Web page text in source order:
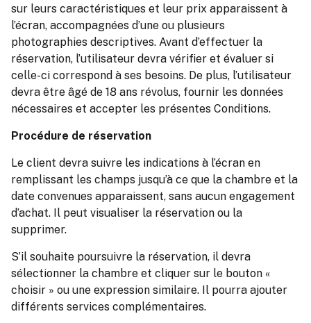
sur leurs caractéristiques et leur prix apparaissent à
l’écran, accompagnées d’une ou plusieurs
photographies descriptives. Avant d’effectuer la
réservation, l’utilisateur devra vérifier et évaluer si
celle-ci correspond à ses besoins. De plus, l’utilisateur
devra être âgé de 18 ans révolus, fournir les données
nécessaires et accepter les présentes Conditions.
Procédure de réservation
Le client devra suivre les indications à l’écran en
remplissant les champs jusqu’à ce que la chambre et la
date convenues apparaissent, sans aucun engagement
d’achat. Il peut visualiser la réservation ou la
supprimer.
S’il souhaite poursuivre la réservation, il devra
sélectionner la chambre et cliquer sur le bouton «
choisir » ou une expression similaire. Il pourra ajouter
différents services complémentaires.